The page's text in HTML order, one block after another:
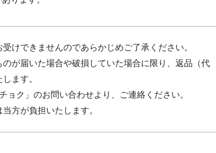
けできませんのであらかじめご了承ください。
が届いた場合や破損していた場合に限り、返品（代
ます。
ョク」のお問い合わせより、ご連絡ください。
方が負担いたします。